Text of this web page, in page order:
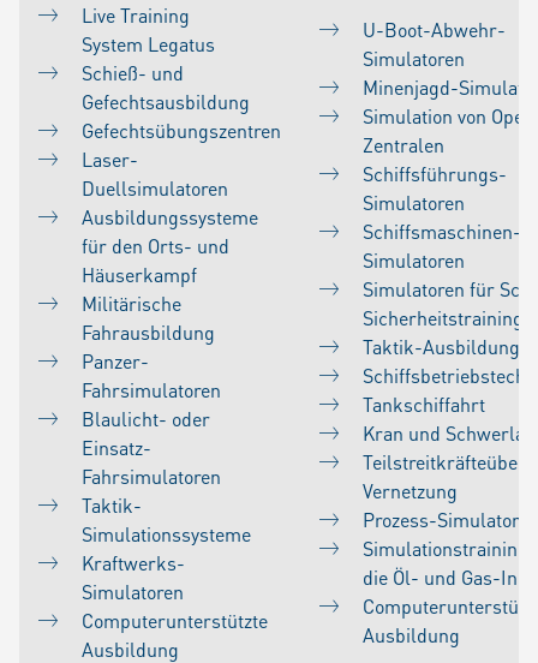
Live Training
System Legatus
Schieß- und
Gefechtsausbildung
Gefechtsübungszentren
Laser-
Duellsimulatoren
Ausbildungssysteme
für den Orts- und
Häuserkampf
Militärische
Fahrausbildung
Panzer-
Fahrsimulatoren
Blaulicht- oder
Einsatz-
Fahrsimulatoren
Taktik-
Simulationssysteme
Kraftwerks-
Simulatoren
Computerunterstützte
Ausbildung
U-Boot-Abwehr-
Simulatoren
Minenjagd-
Simulation von
Zentralen
Schiffsführungs-
Simulatoren
Schiffsmaschinen-
Simulatoren
Simulatoren für
Sicherheitstraining
Taktik-Ausbildung
Tankschiffahrt
Kran und
Vernetzung
Prozess-Simulatoren
die Öl- und Gas-
Ausbildung